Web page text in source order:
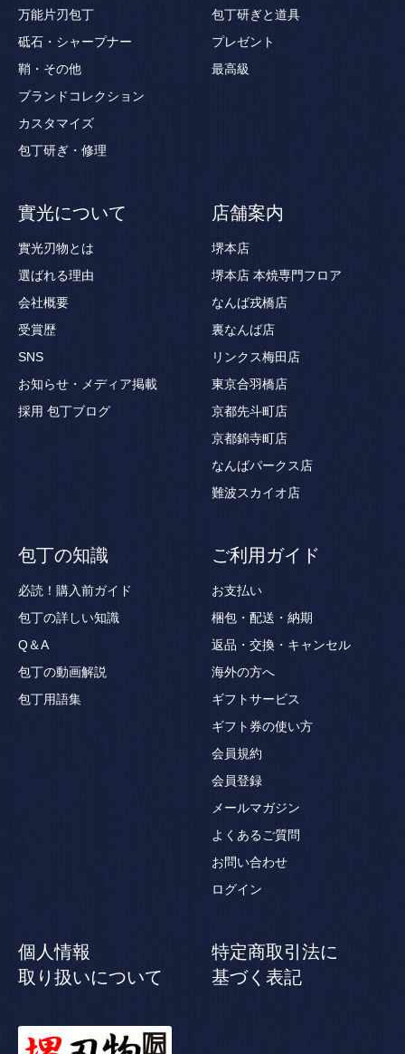
万能片刃包丁
砥石・シャープナー
鞘・その他
ブランドコレクション
カスタマイズ
包丁研ぎ・修理
包丁研ぎと道具
プレゼント
最高級
實光について
實光刃物とは
選ばれる理由
会社概要
受賞歴
SNS
お知らせ・メディア掲載
採用 包丁ブログ
店舗案内
堺本店
堺本店 本焼専門フロア
なんば戎橋店
裏なんば店
リンクス梅田店
東京合羽橋店
京都先斗町店
京都錦寺町店
なんばパークス店
難波スカイオ店
包丁の知識
必読！購入前ガイド
包丁の詳しい知識
Q＆A
包丁の動画解説
包丁用語集
ご利用ガイド
お支払い
梱包・配送・納期
返品・交換・キャンセル
海外の方へ
ギフトサービス
ギフト券の使い方
会員規約
会員登録
メールマガジン
よくあるご質問
お問い合わせ
ログイン
個人情報
取り扱いについて
特定商取引法に
基づく表記